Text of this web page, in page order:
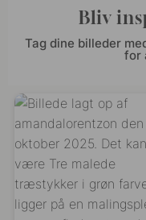
Bliv
Tag dine billeder
for